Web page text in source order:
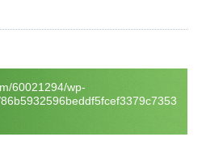
60021294/wp-